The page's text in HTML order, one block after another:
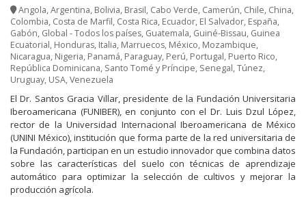
Angola,Argentina, Bolivia, Brasil, Cabo Verde, Camerún, Chile, China,
Colombia, Costa de Marfil, Costa Rica, Ecuador, El Salvador, España,
Gabón, Global - Todos los países, Guatemala, Guiné-Bissau, Guinea
Ecuatorial, Honduras, Italia, Marruecos, México, Mozambique,
Nicaragua, Nigeria, Panamá, Paraguay, Perú, Portugal, Puerto Rico,
República Dominicana, Santo Tomé y Príncipe, Senegal,Túnez,
Uruguay, USA,Venezuela
El Dr. Santos Gracia Villar, presidente de la Fundación Universitaria
Iberoamericana (FUNIBER), en conjunto con el Dr. Luis Dzul López,
rector de la Universidad Internacional Iberoamericana de México
(UNINI México), institución que forma parte de la red universitaria de
la Fundación, participan en un estudio innovador que combina datos
sobre las características del suelo con técnicas de aprendizaje
automático para optimizar la selección de cultivos y mejorar la
producción agrícola.